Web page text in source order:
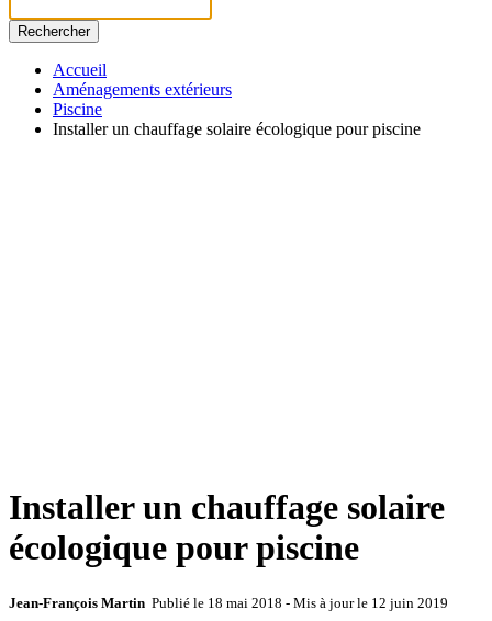
Rechercher
Accueil
Aménagements extérieurs
Piscine
Installer un chauffage solaire écologique pour piscine
Installer un chauffage solaire
écologique pour piscine
Jean-François Martin Publié le 18 mai 2018 - Mis à jour le 12 juin 2019